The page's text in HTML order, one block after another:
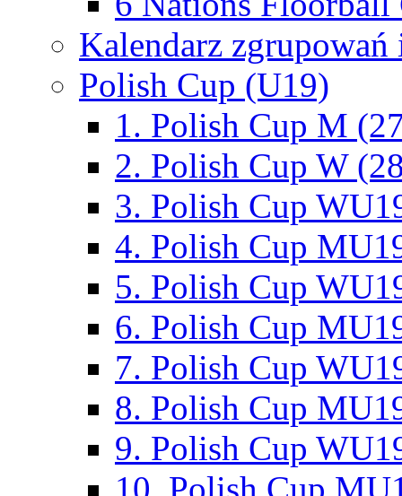
Kalendarz
Polish Cup (U19)
1. Polish Cup M
2. Polish Cup W
3. Polish Cup
4. Polish Cup
5. Polish Cup
6. Polish Cup
7. Polish Cup
8. Polish Cup
9. Polish Cup
10. Polish Cup